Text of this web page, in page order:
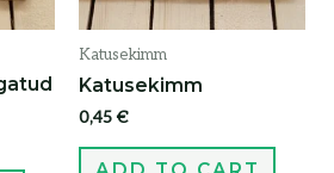
Katusekimm
Katusekimm
0,45€